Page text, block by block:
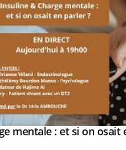
mentale : et si on osait